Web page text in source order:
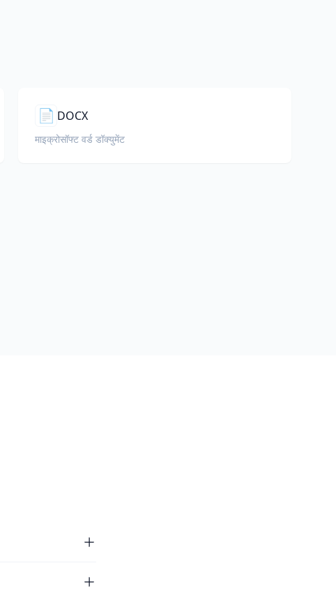
📄 DOCX
माइक्रोसॉफ्ट वर्ड डॉक्युमेंट